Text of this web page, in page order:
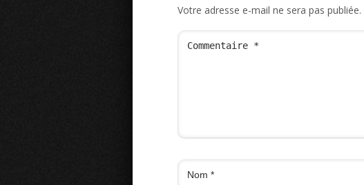
Votre adresse e-mail ne sera pas publiée.